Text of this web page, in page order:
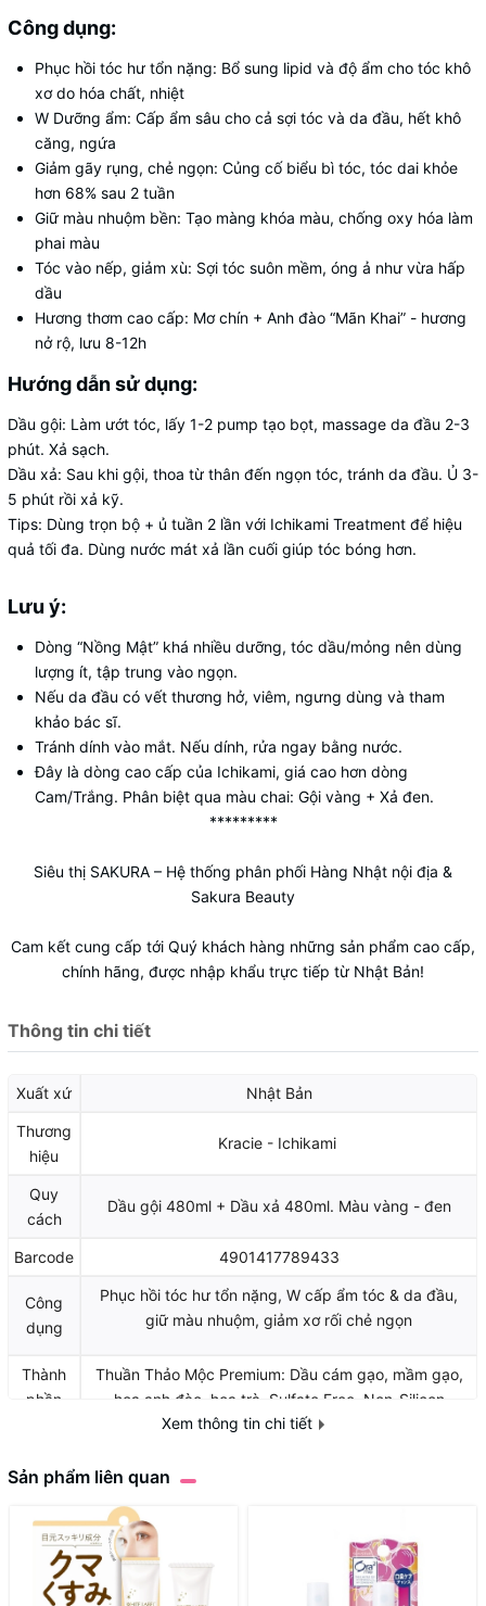
Công dụng:
Phục hồi tóc hư tổn nặng: Bổ sung lipid và độ ẩm cho tóc khô
xơ do hóa chất, nhiệt
W Dưỡng ẩm: Cấp ẩm sâu cho cả sợi tóc và da đầu, hết khô
căng, ngứa
Giảm gãy rụng, chẻ ngọn: Củng cố biểu bì tóc, tóc dai khỏe
hơn 68% sau 2 tuần
Giữ màu nhuộm bền: Tạo màng khóa màu, chống oxy hóa làm
phai màu
Tóc vào nếp, giảm xù: Sợi tóc suôn mềm, óng ả như vừa hấp
dầu
Hương thơm cao cấp: Mơ chín + Anh đào “Mãn Khai” - hương
nở rộ, lưu 8-12h
Hướng dẫn sử dụng:
Dầu gội: Làm ướt tóc, lấy 1-2 pump tạo bọt, massage da đầu 2-3
phút. Xả sạch.
Dầu xả: Sau khi gội, thoa từ thân đến ngọn tóc, tránh da đầu. Ủ 3-
5 phút rồi xả kỹ.
Tips: Dùng trọn bộ + ủ tuần 2 lần với Ichikami Treatment để hiệu
quả tối đa. Dùng nước mát xả lần cuối giúp tóc bóng hơn.
Lưu ý:
Dòng “Nồng Mật” khá nhiều dưỡng, tóc dầu/mỏng nên dùng
lượng ít, tập trung vào ngọn.
Nếu da đầu có vết thương hở, viêm, ngưng dùng và tham
khảo bác sĩ.
Tránh dính vào mắt. Nếu dính, rửa ngay bằng nước.
Đây là dòng cao cấp của Ichikami, giá cao hơn dòng
Cam/Trắng. Phân biệt qua màu chai: Gội vàng + Xả đen.
*********
Siêu thị SAKURA – Hệ thống phân phối Hàng Nhật nội địa &
Sakura Beauty
Cam kết cung cấp tới Quý khách hàng những sản phẩm cao cấp,
chính hãng, được nhập khẩu trực tiếp từ Nhật Bản!
Thông tin chi tiết
Xuất xứ Nhật Bản
Thương
hiệu
Kracie - Ichikami
Quy
cách
Dầu gội 480ml + Dầu xả 480ml. Màu vàng - đen
Barcode 4901417789433
Công
dụng
Phục hồi tóc hư tổn nặng, W cấp ẩm tóc & da đầu,
giữ màu nhuộm, giảm xơ rối chẻ ngọn
Thành
phần
Thuần Thảo Mộc Premium: Dầu cám gạo, mầm gạo,
hoa anh đào, hoa trà. Sulfate Free, Non-Silicon
Xem thông tin chi tiết
Sản phẩm liên quan